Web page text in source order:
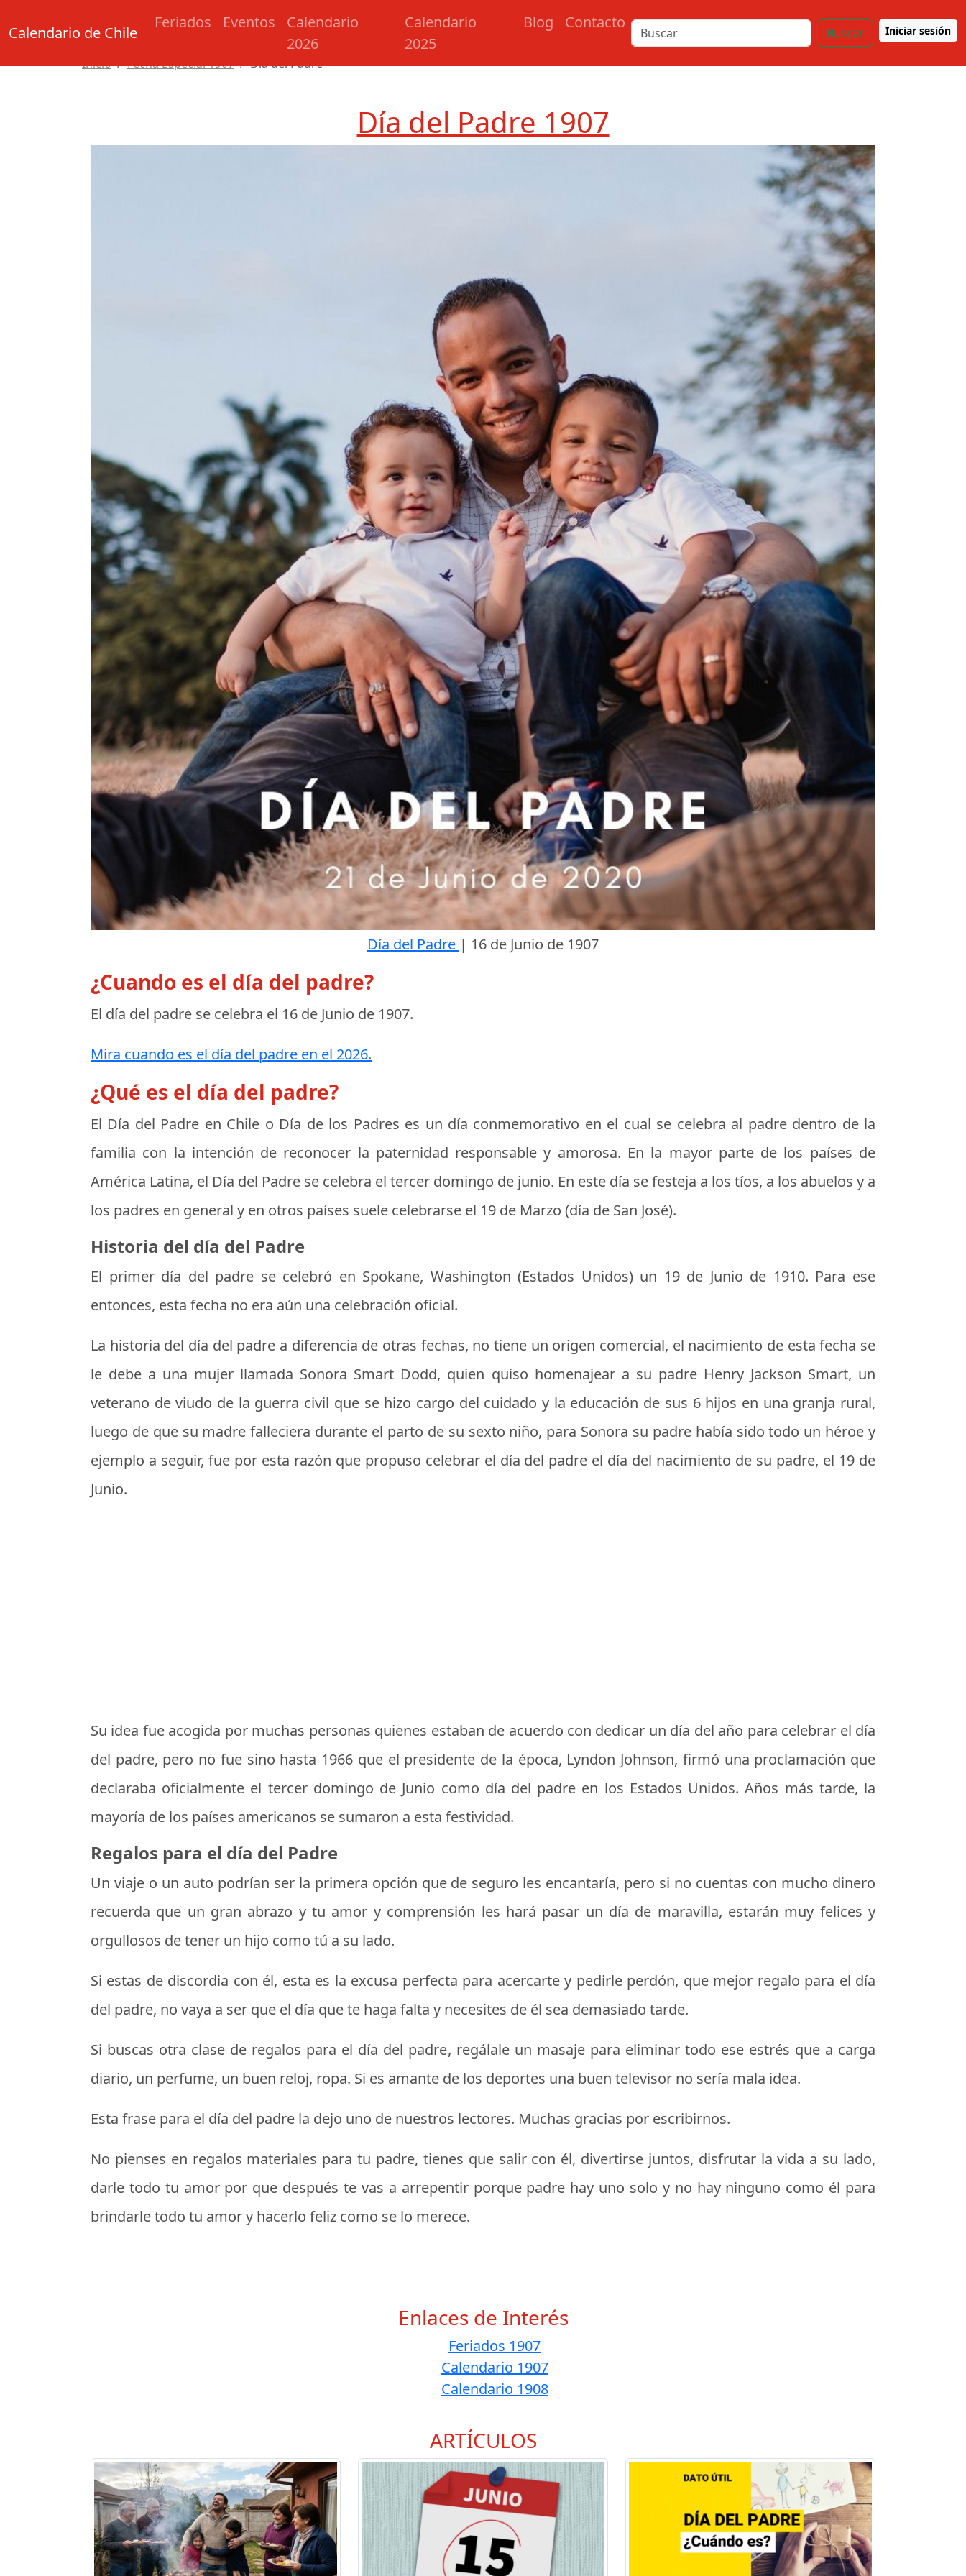
Calendario de Chile
Feriados Eventos
Calendario
2026
Calendario
2025
Blog Contacto
Buscar Iniciar sesión
Inicio Fecha Especial 1907 Día del Padre
Día del Padre 1907
Día del Padre | 16 de Junio de 1907
¿Cuando es el día del padre?
El día del padre se celebra el 16 de Junio de 1907.
Mira cuando es el día del padre en el 2026.
¿Qué es el día del padre?
El Día del Padre en Chile o Día de los Padres es un día conmemorativo en el cual se celebra al padre dentro de la
familia con la intención de reconocer la paternidad responsable y amorosa. En la mayor parte de los países de
América Latina, el Día del Padre se celebra el tercer domingo de junio. En este día se festeja a los tíos, a los abuelos y a
los padres en general y en otros países suele celebrarse el 19 de Marzo (día de San José).
Historia del día del Padre
El primer día del padre se celebró en Spokane, Washington (Estados Unidos) un 19 de Junio de 1910. Para ese
entonces, esta fecha no era aún una celebración oficial.
La historia del día del padre a diferencia de otras fechas, no tiene un origen comercial, el nacimiento de esta fecha se
le debe a una mujer llamada Sonora Smart Dodd, quien quiso homenajear a su padre Henry Jackson Smart, un
veterano de viudo de la guerra civil que se hizo cargo del cuidado y la educación de sus 6 hijos en una granja rural,
luego de que su madre falleciera durante el parto de su sexto niño, para Sonora su padre había sido todo un héroe y
ejemplo a seguir, fue por esta razón que propuso celebrar el día del padre el día del nacimiento de su padre, el 19 de
Junio.
Su idea fue acogida por muchas personas quienes estaban de acuerdo con dedicar un día del año para celebrar el día
del padre, pero no fue sino hasta 1966 que el presidente de la época, Lyndon Johnson, firmó una proclamación que
declaraba oficialmente el tercer domingo de Junio como día del padre en los Estados Unidos. Años más tarde, la
mayoría de los países americanos se sumaron a esta festividad.
Regalos para el día del Padre
Un viaje o un auto podrían ser la primera opción que de seguro les encantaría, pero si no cuentas con mucho dinero
recuerda que un gran abrazo y tu amor y comprensión les hará pasar un día de maravilla, estarán muy felices y
orgullosos de tener un hijo como tú a su lado.
Si estas de discordia con él, esta es la excusa perfecta para acercarte y pedirle perdón, que mejor regalo para el día
del padre, no vaya a ser que el día que te haga falta y necesites de él sea demasiado tarde.
Si buscas otra clase de regalos para el día del padre, regálale un masaje para eliminar todo ese estrés que a carga
diario, un perfume, un buen reloj, ropa. Si es amante de los deportes una buen televisor no sería mala idea.
Esta frase para el día del padre la dejo uno de nuestros lectores. Muchas gracias por escribirnos.
No pienses en regalos materiales para tu padre, tienes que salir con él, divertirse juntos, disfrutar la vida a su lado,
darle todo tu amor por que después te vas a arrepentir porque padre hay uno solo y no hay ninguno como él para
brindarle todo tu amor y hacerlo feliz como se lo merece.
Enlaces de Interés
Feriados 1907
Calendario 1907
Calendario 1908
ARTÍCULOS